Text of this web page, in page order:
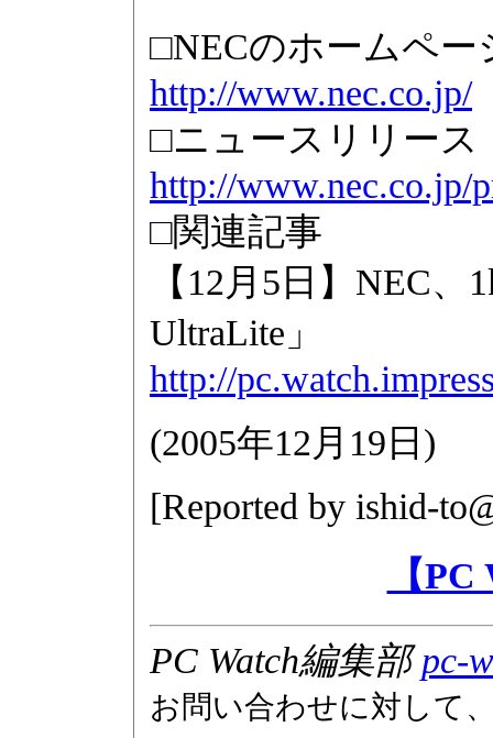
□NECのホームペー
http://www.nec.co.jp/
□ニュースリリース
http://www.nec.co.jp/
□関連記事
【12月5日】NEC
UltraLite」
http://
(2005年12月19日 )
[Reported by ishid-
【
PC Watch編集部pc-
お問い合わせに対して